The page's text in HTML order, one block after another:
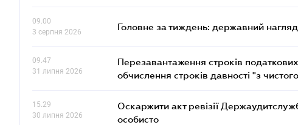
09.00
3 серпня 2026
Головне за тиждень: державний
09.47
31 липня 2026
Перезавантаження строків
обчислення строків давності "з
15.29
30 липня 2026
Оскаржити акт ревізії
особисто